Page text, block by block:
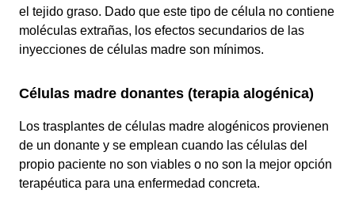
el tejido graso. Dado que este tipo de célula no contiene
moléculas extrañas, los efectos secundarios de las
inyecciones de células madre son mínimos.
Células madre donantes (terapia alogénica)
Los trasplantes de células madre alogénicos provienen
de un donante y se emplean cuando las células del
propio paciente no son viables o no son la mejor opción
terapéutica para una enfermedad concreta.